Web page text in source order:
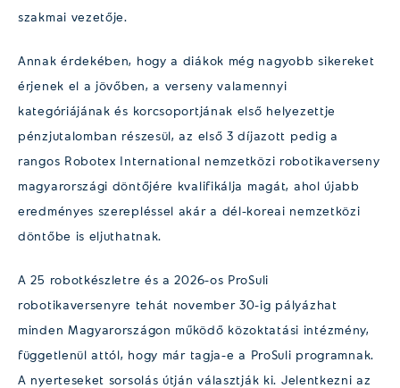
szakmai vezetője.
Annak érdekében, hogy a diákok még nagyobb sikereket
érjenek el a jövőben, a verseny valamennyi
kategóriájának és korcsoportjának első helyezettje
pénzjutalomban részesül, az első 3 díjazott pedig a
rangos Robotex International nemzetközi robotikaverseny
magyarországi döntőjére kvalifikálja magát, ahol újabb
eredményes szerepléssel akár a dél-koreai nemzetközi
döntőbe is eljuthatnak.
A 25 robotkészletre és a 2026-os ProSuli
robotikaversenyre tehát november 30-ig pályázhat
minden Magyarországon működő közoktatási intézmény,
függetlenül attól, hogy már tagja-e a ProSuli programnak.
A nyerteseket sorsolás útján választják ki. Jelentkezni az